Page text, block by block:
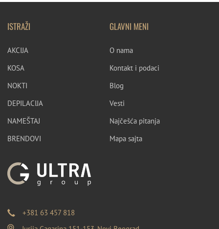
ISTRAŽI
AKCIJA
KOSA
NOKTI
DEPILACIJA
NAMEŠTAJ
BRENDOVI
GLAVNI MENI
O nama
Kontakt i podaci
Blog
Vesti
Najčešća pitanja
Mapa sajta
+381 63 457 818